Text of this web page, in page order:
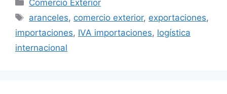
Comercio Exterior
Etiquetas
aranceles, comercio exterior, exportaciones,
importaciones, IVA importaciones, logística
internacional